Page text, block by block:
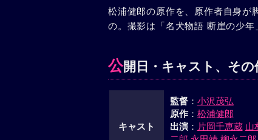
松浦健郎の原作を、原作者自身が
の。撮影は「名犬物語 断崖の少年
公開日・キャスト、その
キャスト
監督： 小沢茂弘
原作： 松浦健郎
出演： 片岡千恵蔵 山